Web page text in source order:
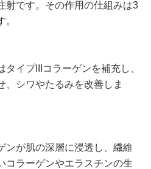
射です。その作用の仕組みは3
イプIIIコラーゲンを補充し、
、シワやたるみを改善しま
ンが肌の深層に浸透し、繊維
コラーゲンやエラスチンの生